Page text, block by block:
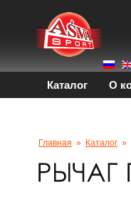
Каталог О
Главная » Каталог »